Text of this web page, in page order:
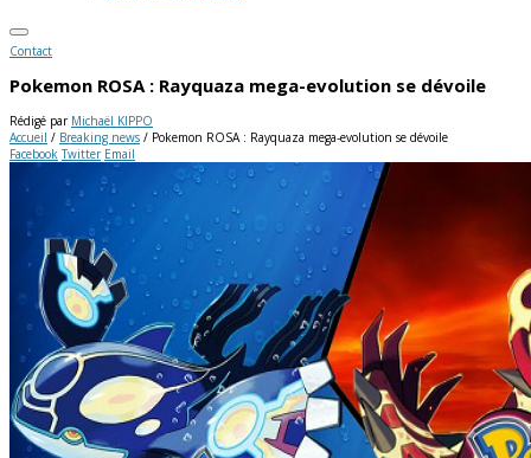
Contact
Pokemon ROSA : Rayquaza mega-evolution se dévoile
Rédigé par Michaël KIPPO
Accueil / Breaking news / Pokemon ROSA : Rayquaza mega-evolution se dévoile
Facebook Twitter Email